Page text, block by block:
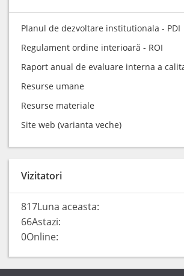
Planul de dezvoltare institutionala - PDI
Regulament ordine interioară - ROI
Raport anual de evaluare interna a
Resurse umane
Resurse materiale
Site web (varianta veche)
Vizitatori
817Luna aceasta:
66Astazi:
0Online: